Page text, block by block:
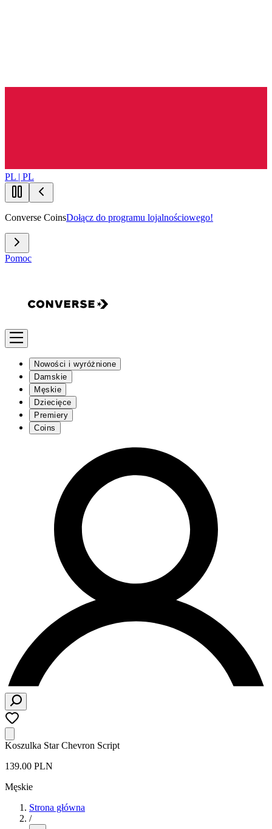
PL | PL
Converse CoinsDołącz do programu lojalnościowego!
Pomoc
Nowości i wyróżnione
Damskie
Męskie
Dziecięce
Premiery
Coins
Koszulka Star Chevron Script
139.00 PLN
Męskie
Strona główna
/